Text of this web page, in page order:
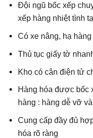
Đội ngũ bốc xếp
xếp hàng nhiệt tình
Có xe nâng, hạ
Thủ tục giấy tờ
Kho có cân điện tử
Hàng hóa được bốc
hàng : hàng dễ vỡ
Cung cấp đầy đủ
hóa rõ ràng